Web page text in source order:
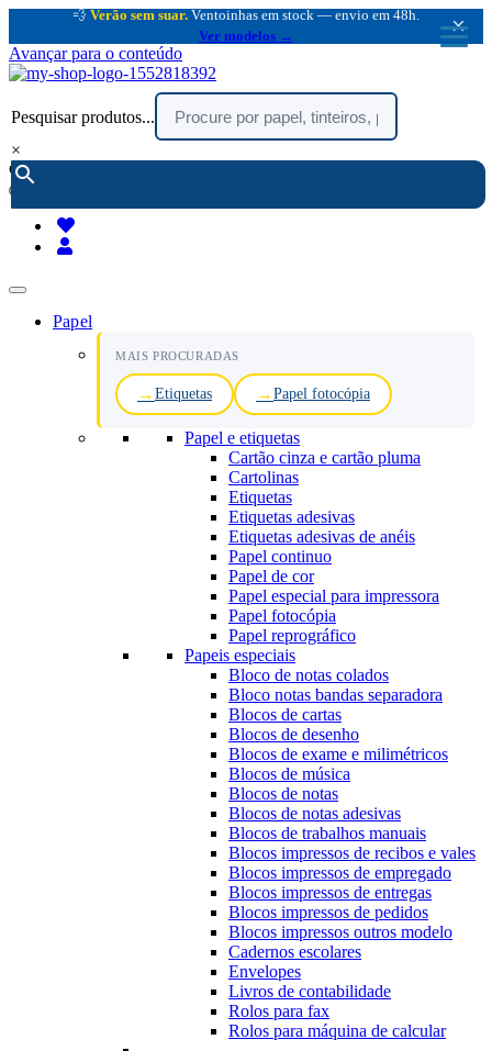
💨 Verão sem suar. Ventoinhas em stock — envio em 48h.
Ver modelos →
×
Avançar para o conteúdo
Pesquisar produtos...
×
encomendar por telefone :
(chamada rede fixa nacional)
Papel
MAIS PROCURADAS
Etiquetas Papel fotocópia
Papel e etiquetas
Cartão cinza e cartão pluma
Cartolinas
Etiquetas
Etiquetas adesivas
Etiquetas adesivas de anéis
Papel continuo
Papel de cor
Papel especial para impressora
Papel fotocópia
Papel reprográfico
Papeis especiais
Bloco de notas colados
Bloco notas bandas separadora
Blocos de cartas
Blocos de desenho
Blocos de exame e milimétricos
Blocos de música
Blocos de notas
Blocos de notas adesivas
Blocos de trabalhos manuais
Blocos impressos de recibos e vales
Blocos impressos de empregado
Blocos impressos de entregas
Blocos impressos de pedidos
Blocos impressos outros modelo
Cadernos escolares
Envelopes
Livros de contabilidade
Rolos para fax
Rolos para máquina de calcular